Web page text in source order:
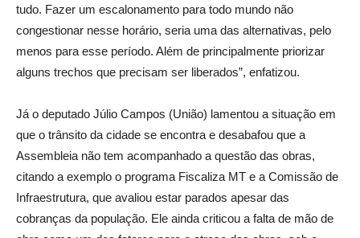
tudo. Fazer um escalonamento para todo mundo não
congestionar nesse horário, seria uma das alternativas, pelo
menos para esse período. Além de principalmente priorizar
alguns trechos que precisam ser liberados”, enfatizou.
Já o deputado Júlio Campos (União) lamentou a situação em
que o trânsito da cidade se encontra e desabafou que a
Assembleia não tem acompanhado a questão das obras,
citando a exemplo o programa Fiscaliza MT e a Comissão de
Infraestrutura, que avaliou estar parados apesar das
cobranças da população. Ele ainda criticou a falta de mão de